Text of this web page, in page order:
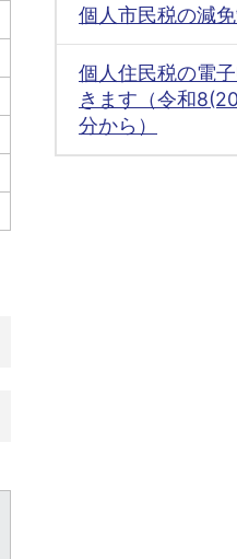
個人市民税の減
個人住民税の電
きます（令和
分から）